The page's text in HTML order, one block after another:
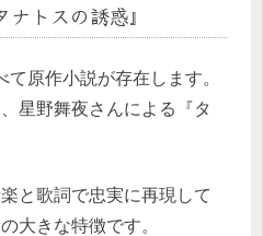
トスの誘惑』
原作小説が存在します。
星野舞夜さんによる『タ
と歌詞で忠実に再現して
大きな特徴です。